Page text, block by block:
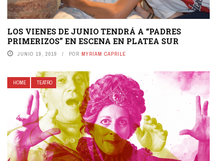
LOS VIENES DE JUNIO TENDRÁ A “PADRES
PRIMERIZOS” EN ESCENA EN PLATEA SUR
JUNIO 19, 2019 POR MYRIAM CAPRILE
HOME TEATRO